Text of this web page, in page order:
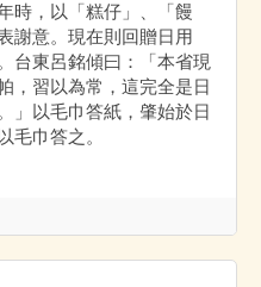
時，以「糕仔」、「饅
謝意。現在則回贈日用
台東呂銘傾曰：「本省現
，習以為常，這完全是日
」以毛巾答紙，肇始於日
毛巾答之。